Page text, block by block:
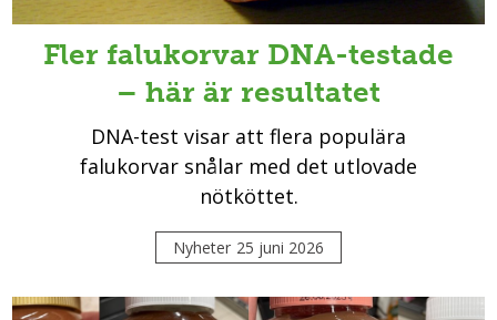
Fler falukorvar DNA-testade
– här är resultatet
DNA-test visar att flera populära
falukorvar snålar med det utlovade
nötköttet.
Nyheter 25 juni 2026